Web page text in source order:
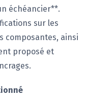
échéancier**.
sur les
composantes, ainsi
proposé et